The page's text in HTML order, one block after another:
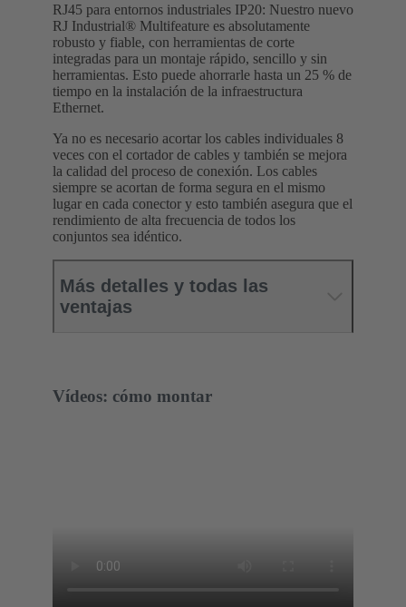
RJ45 para entornos industriales IP20: Nuestro nuevo
RJ Industrial® Multifeature es absolutamente
robusto y fiable, con herramientas de corte
integradas para un montaje rápido, sencillo y sin
herramientas. Esto puede ahorrarle hasta un 25 % de
tiempo en la instalación de la infraestructura
Ethernet.
Ya no es necesario acortar los cables individuales 8
veces con el cortador de cables y también se mejora
la calidad del proceso de conexión. Los cables
siempre se acortan de forma segura en el mismo
lugar en cada conector y esto también asegura que el
rendimiento de alta frecuencia de todos los
conjuntos sea idéntico.
Más detalles y todas las
ventajas
Vídeos: cómo montar